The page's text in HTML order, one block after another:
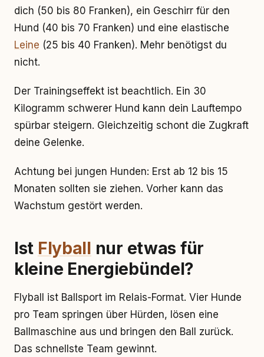
dich (50 bis 80 Franken), ein Geschirr für den
Hund (40 bis 70 Franken) und eine elastische
Leine (25 bis 40 Franken). Mehr benötigst du
nicht.
Der Trainingseffekt ist beachtlich. Ein 30
Kilogramm schwerer Hund kann dein Lauftempo
spürbar steigern. Gleichzeitig schont die Zugkraft
deine Gelenke.
Achtung bei jungen Hunden: Erst ab 12 bis 15
Monaten sollten sie ziehen. Vorher kann das
Wachstum gestört werden.
Ist Flyball nur etwas für
kleine Energiebündel?
Flyball ist Ballsport im Relais-Format. Vier Hunde
pro Team springen über Hürden, lösen eine
Ballmaschine aus und bringen den Ball zurück.
Das schnellste Team gewinnt.